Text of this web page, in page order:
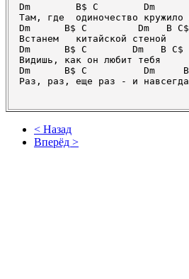
Dm        B$ C        Dm
Там, где  одиночество кружило
Dm      B$ C         Dm   B C$
Встанем   китайской стеной
Dm      B$ C        Dm   B C$
Видишь, как он любит тебя
Dm      B$ C          Dm
< Назад
Вперёд >